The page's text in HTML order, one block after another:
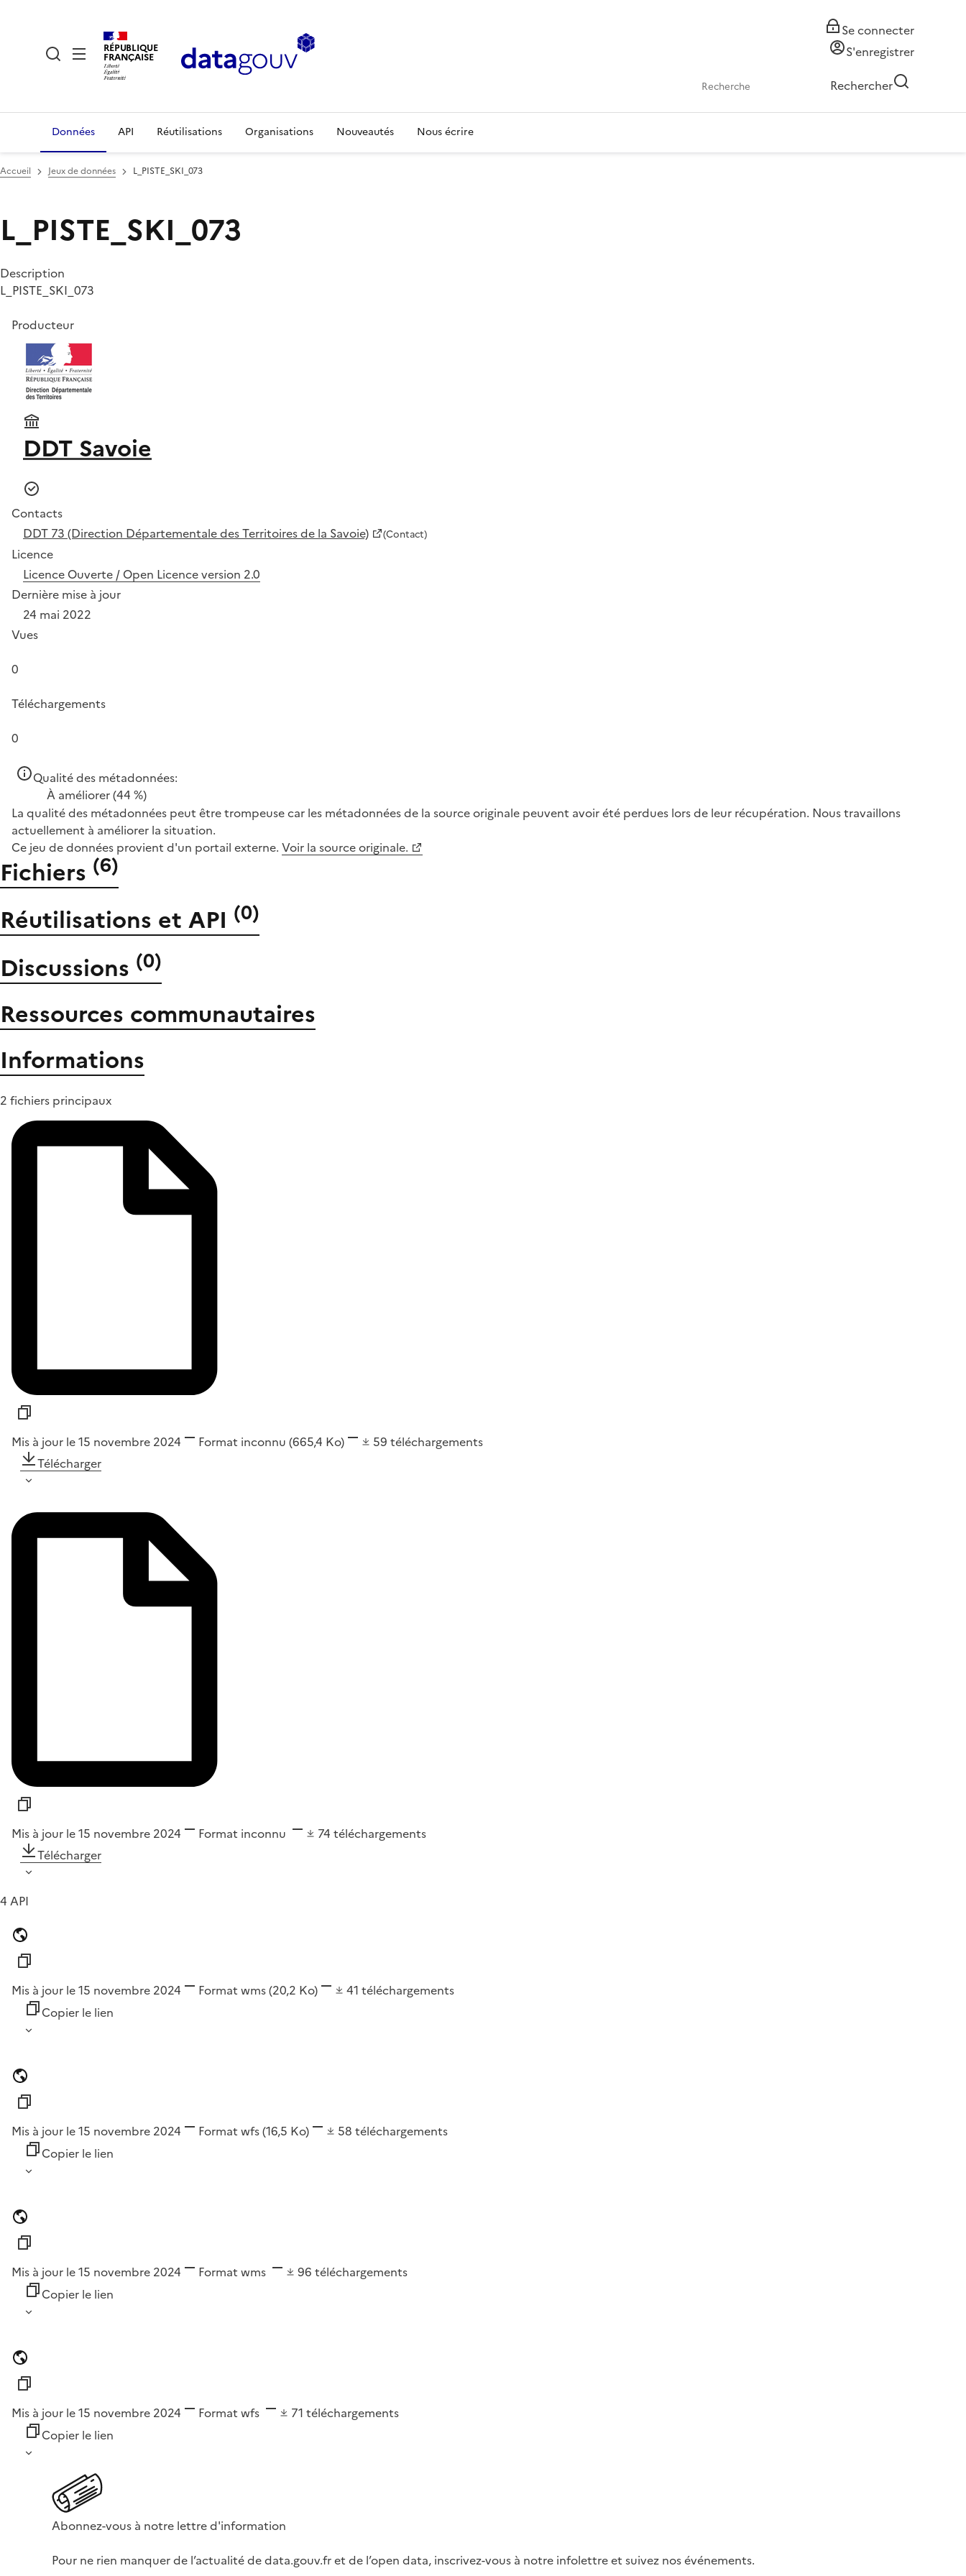
RÉPUBLIQUE
FRANÇAISE
Se connecter
S'enregistrer
Rechercher
Données API Réutilisations Organisations Nouveautés Nous écrire
Accueil Jeux de données L_PISTE_SKI_073
L_PISTE_SKI_073
Description
L_PISTE_SKI_073
Producteur
DDT Savoie
Contacts
DDT 73 (Direction Départementale des Territoires de la Savoie)
(Contact)
Licence
Licence Ouverte / Open Licence version 2.0
Dernière mise à jour
24 mai 2022
Vues
0
Téléchargements
0
Qualité des métadonnées:
À améliorer(44 %)
La qualité des métadonnées peut être trompeuse car les métadonnées de la source originale peuvent avoir été perdues lors de leur récupération. Nous travaillons
actuellement à améliorer la situation.
Ce jeu de données provient d'un portail externe. Voir la source originale.
Fichiers (6)
Réutilisations et API (0)
Discussions (0)
Ressources communautaires
Informations
2 fichiers principaux
Mis à jour le 15 novembre 2024 Format inconnu (665,4 Ko) 59 téléchargements
Télécharger
Mis à jour le 15 novembre 2024 Format inconnu 74 téléchargements
Télécharger
4 API
Mis à jour le 15 novembre 2024 Format wms(20,2 Ko) 41 téléchargements
Copier le lien
Mis à jour le 15 novembre 2024 Format wfs(16,5 Ko) 58 téléchargements
Copier le lien
Mis à jour le 15 novembre 2024 Format wms 96 téléchargements
Copier le lien
Mis à jour le 15 novembre 2024 Format wfs 71 téléchargements
Copier le lien
Abonnez-vous à notre lettre d'information
Pour ne rien manquer de l’actualité de data.gouv.fr et de l’open data, inscrivez-vous à notre infolettre et suivez nos événements.